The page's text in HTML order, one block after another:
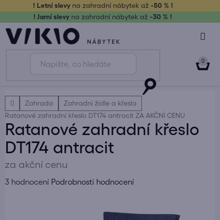
obsah
! Letní slevy na zahradní nábytek až-50 % !
! Jarní slevy na zahradní nábytek až -30 % !
DomůZahrada
Zahradní židle a křesla
Ratanové zahradní křeslo DT174 antracit ZA AKČNÍ CENU
Ratanové zahradní křeslo
DT174 antracit
za akční cenu
Průměrné
3 hodnocení Podrobnosti hodnocení